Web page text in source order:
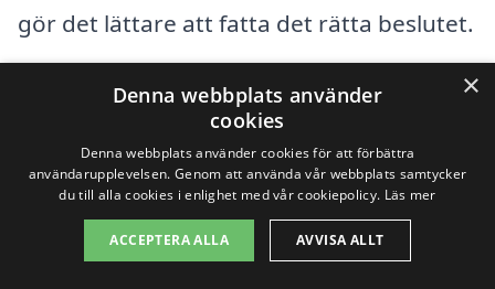
gör det lättare att fatta det rätta beslutet.
Det finns många professionella
trädgårdstjänster som är tillgängliga i
områden runt Lerum. Här är några städer
där du kan hitta lokal trädgårdshjälp:
×
Denna webbplats använder
cookies
Denna webbplats använder cookies för att förbättra
användarupplevelsen. Genom att använda vår webbplats samtycker
du till alla cookies i enlighet med vår cookiepolicy. Läs mer
ACCEPTERA ALLA AVVISA ALLT